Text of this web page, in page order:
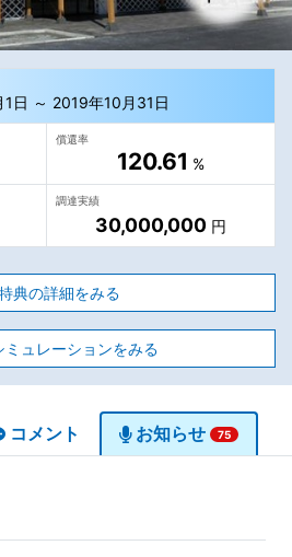
1日 ～ 2019年10月31日
償還率
120.61 %
調達実績
30,000,000 円
典の詳細をみる
ミュレーションをみる
コメント お知らせ 75